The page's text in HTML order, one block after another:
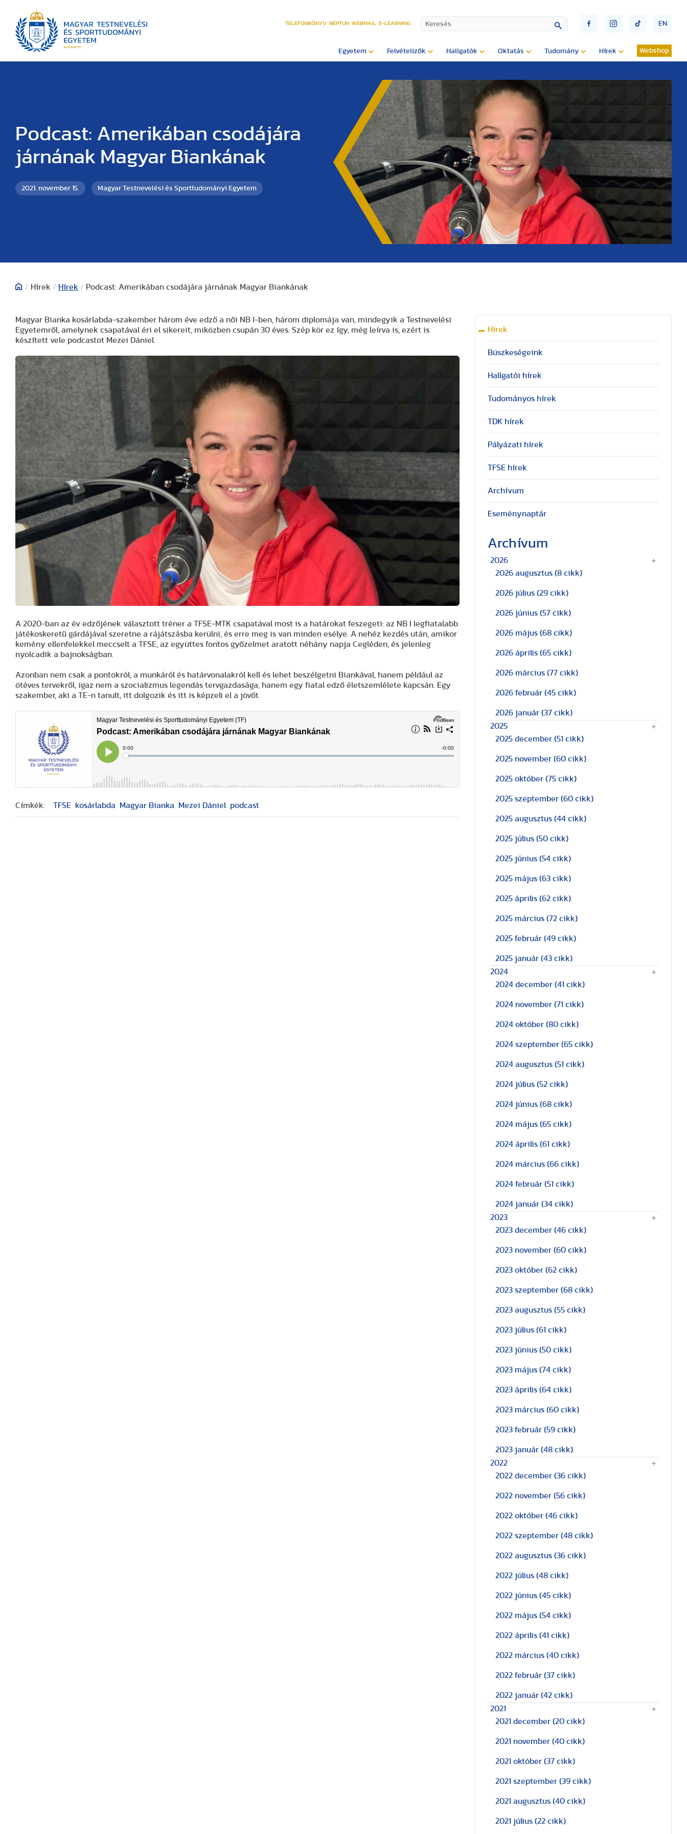
TELEFONKÖNYV NEPTUN WEBMAIL E-LEARNING EN
Egyetem Felvételizők Hallgatók Oktatás Tudomány Hírek Webshop
Podcast: Amerikában csodájára
járnának Magyar Biankának
2021. november 15. Magyar Testnevelési és Sporttudományi Egyetem
/ Hírek / Hírek / Podcast: Amerikában csodájára járnának Magyar Biankának
Magyar Bianka kosárlabda-szakember három éve edző a női NB I-ben, három diplomája van, mindegyik a Testnevelési
Egyetemről, amelynek csapatával éri el sikereit, miközben csupán 30 éves. Szép kör ez így, még leírva is, ezért is
készített vele podcastot Mezei Dániel.
A 2020-ban az év edzőjének választott tréner a TFSE-MTK csapatával most is a határokat feszegeti: az NB I legfiatalabb
játékoskeretű gárdájával szeretne a rájátszásba kerülni, és erre meg is van minden esélye. A nehéz kezdés után, amikor
kemény ellenfelekkel meccselt a TFSE, az együttes fontos győzelmet aratott néhány napja Cegléden, és jelenleg
nyolcadik a bajnokságban.
Azonban nem csak a pontokról, a munkáról és határvonalakról kell és lehet beszélgetni Biankával, hanem például az
ötéves tervekről, igaz nem a szocializmus legendás tervgazdasága, hanem egy fiatal edző életszemlélete kapcsán. Egy
szakember, aki a TE-n tanult, itt dolgozik és itt is képzeli el a jövőt.
Címkék: TFSE kosárlabda Magyar Bianka Mezei Dániel podcast
Hírek
Büszkeségeink
Hallgatói hírek
Tudományos hírek
TDK hírek
Pályázati hírek
TFSE hírek
Archívum
Eseménynaptár
Archívum
2026
2026 augusztus (8 cikk)
2026 július (29 cikk)
2026 június (57 cikk)
2026 május (68 cikk)
2026 április (65 cikk)
2026 március (77 cikk)
2026 február (45 cikk)
2026 január (37 cikk)
2025
2025 december (51 cikk)
2025 november (60 cikk)
2025 október (75 cikk)
2025 szeptember (60 cikk)
2025 augusztus (44 cikk)
2025 július (50 cikk)
2025 június (54 cikk)
2025 május (63 cikk)
2025 április (62 cikk)
2025 március (72 cikk)
2025 február (49 cikk)
2025 január (43 cikk)
2024
2024 december (41 cikk)
2024 november (71 cikk)
2024 október (80 cikk)
2024 szeptember (65 cikk)
2024 augusztus (51 cikk)
2024 július (52 cikk)
2024 június (68 cikk)
2024 május (65 cikk)
2024 április (61 cikk)
2024 március (66 cikk)
2024 február (51 cikk)
2024 január (34 cikk)
2023
2023 december (46 cikk)
2023 november (60 cikk)
2023 október (62 cikk)
2023 szeptember (68 cikk)
2023 augusztus (55 cikk)
2023 július (61 cikk)
2023 június (50 cikk)
2023 május (74 cikk)
2023 április (64 cikk)
2023 március (60 cikk)
2023 február (59 cikk)
2023 január (48 cikk)
2022
2022 december (36 cikk)
2022 november (56 cikk)
2022 október (46 cikk)
2022 szeptember (48 cikk)
2022 augusztus (36 cikk)
2022 július (48 cikk)
2022 június (45 cikk)
2022 május (54 cikk)
2022 április (41 cikk)
2022 március (40 cikk)
2022 február (37 cikk)
2022 január (42 cikk)
2021
2021 december (20 cikk)
2021 november (40 cikk)
2021 október (37 cikk)
2021 szeptember (39 cikk)
2021 augusztus (40 cikk)
2021 július (22 cikk)